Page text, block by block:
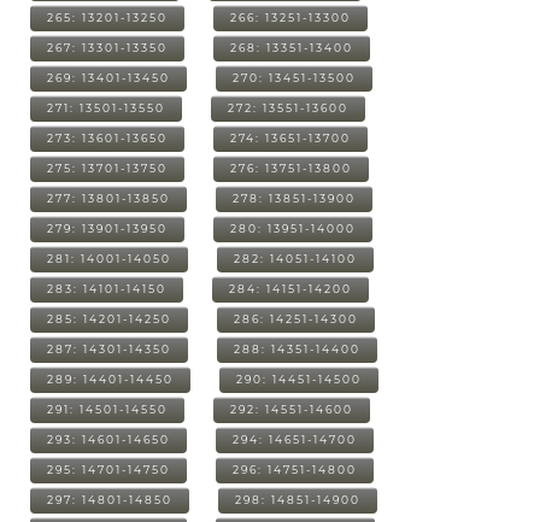
265: 13201-13250 266: 13251-13300
267: 13301-13350 268: 13351-13400
269: 13401-13450 270: 13451-13500
271: 13501-13550 272: 13551-13600
273: 13601-13650 274: 13651-13700
275: 13701-13750 276: 13751-13800
277: 13801-13850 278: 13851-13900
279: 13901-13950 280: 13951-14000
281: 14001-14050 282: 14051-14100
283: 14101-14150 284: 14151-14200
285: 14201-14250 286: 14251-14300
287: 14301-14350 288: 14351-14400
289: 14401-14450 290: 14451-14500
291: 14501-14550 292: 14551-14600
293: 14601-14650 294: 14651-14700
295: 14701-14750 296: 14751-14800
297: 14801-14850 298: 14851-14900